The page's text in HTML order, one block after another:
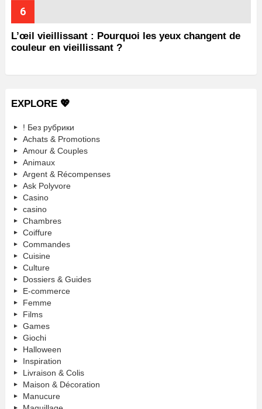
L’œil vieillissant : Pourquoi les yeux changent de
couleur en vieillissant ?
EXPLORE 💖
! Без рубрики
Achats & Promotions
Amour & Couples
Animaux
Argent & Récompenses
Ask Polyvore
Casino
casino
Chambres
Coiffure
Commandes
Cuisine
Culture
Dossiers & Guides
E-commerce
Femme
Films
Games
Giochi
Halloween
Inspiration
Livraison & Colis
Maison & Décoration
Manucure